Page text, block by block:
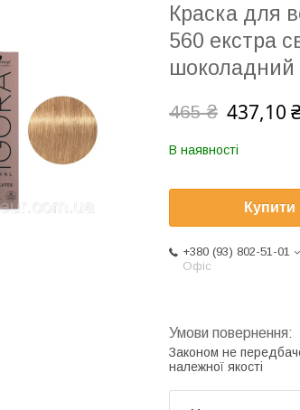
Краска для
560 екстра
шоколадний
465 ₴ 437,10
В наявності
Купити
+380 (93) 802-51-01
Офіс
Законом не
належної якості